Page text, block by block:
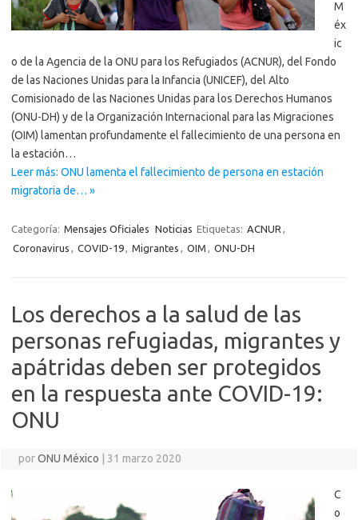
M
éx
ic
o de la Agencia de la ONU para los Refugiados (ACNUR), del Fondo
de las Naciones Unidas para la Infancia (UNICEF), del Alto
Comisionado de las Naciones Unidas para los Derechos Humanos
(ONU-DH) y de la Organización Internacional para las Migraciones
(OIM) lamentan profundamente el fallecimiento de una persona en
la estación…
Leer más: ONU lamenta el fallecimiento de persona en estación
migratoria de… »
Categoría: Mensajes Oficiales Noticias Etiquetas: ACNUR ,
Coronavirus , COVID-19, Migrantes , OIM , ONU-DH
Los derechos a la salud de las
personas refugiadas, migrantes y
apátridas deben ser protegidos
en la respuesta ante COVID-19:
ONU
porONU México 31 marzo 2020
C
o